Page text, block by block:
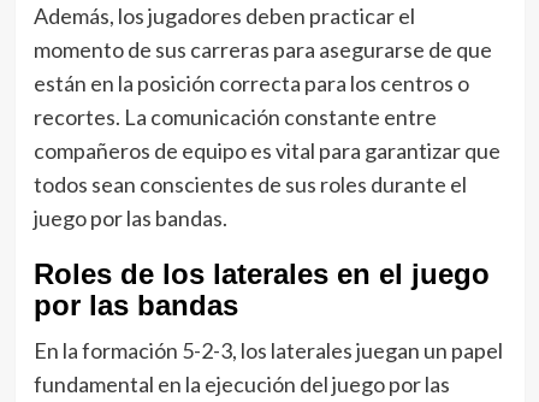
Además, los jugadores deben practicar el
momento de sus carreras para asegurarse de que
están en la posición correcta para los centros o
recortes. La comunicación constante entre
compañeros de equipo es vital para garantizar que
todos sean conscientes de sus roles durante el
juego por las bandas.
Roles de los laterales en el juego
por las bandas
En la formación 5-2-3, los laterales juegan un papel
fundamental en la ejecución del juego por las